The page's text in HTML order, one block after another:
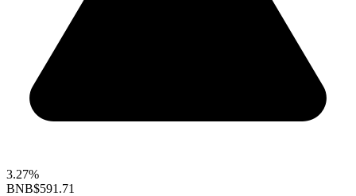
3.27%
BNB$591.71